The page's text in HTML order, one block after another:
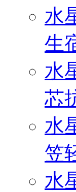
水
生
水
芯
水
笠
水